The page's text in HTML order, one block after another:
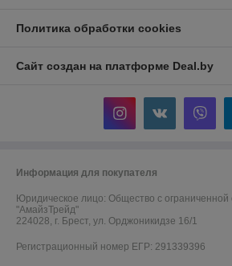
Политика обработки cookies
Сайт создан на платформе Deal.by
Информация для покупателя
Юридическое лицо: Общество с ограниченной
"АмайзТрейд"
224028, г. Брест, ул. Орджоникидзе 16/1
Регистрационный номер ЕГР: 291339396